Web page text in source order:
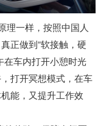
理一样，按照中国人
正做到“软接触，硬
在车内打开小憩时光
打开冥想模式，在车
能，又提升工作效